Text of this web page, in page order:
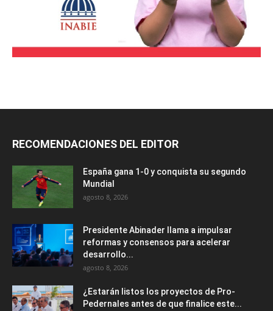
RECOMENDACIONES DEL EDITOR
España gana 1-0 y conquista su segundo
Mundial
agosto 8, 2026
Presidente Abinader llama a impulsar
reformas y consensos para acelerar
desarrollo...
agosto 8, 2026
¿Estarán listos los proyectos de Pro-
Pedernales antes de que finalice este...